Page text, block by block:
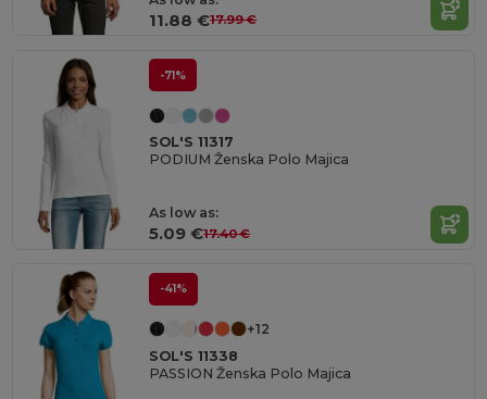
11.88 €17.99 €
-71%
SOL'S 11317
PODIUM Ženska Polo Majica
As low as:
5.09 €17.40 €
-41%
+12
SOL'S 11338
PASSION Ženska Polo Majica